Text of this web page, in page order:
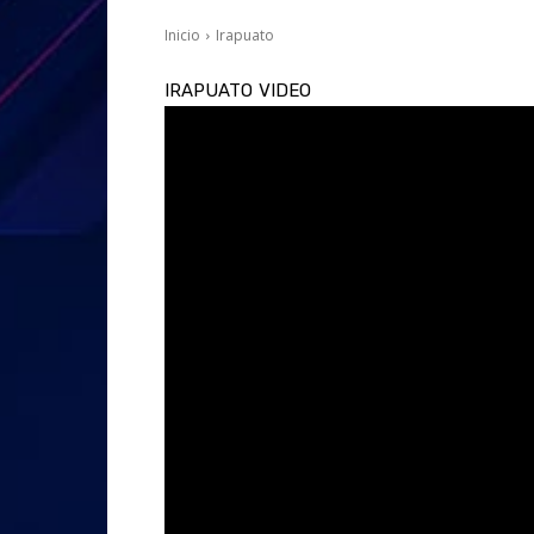
Inicio Irapuato
IRAPUATO VIDEO